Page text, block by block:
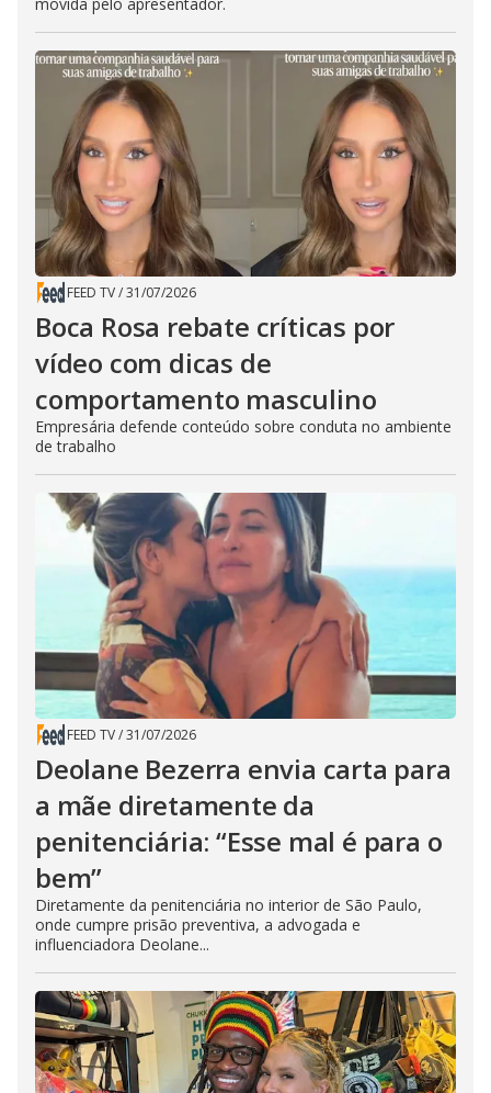
movida pelo apresentador.
FEED TV/31/07/2026
Boca Rosa rebate críticas por
vídeo com dicas de
comportamento masculino
Empresária defende conteúdo sobre conduta no ambiente
de trabalho
FEED TV/31/07/2026
Deolane Bezerra envia carta para
a mãe diretamente da
penitenciária: “Esse mal é para o
bem”
Diretamente da penitenciária no interior de São Paulo,
onde cumpre prisão preventiva, a advogada e
influenciadora Deolane...